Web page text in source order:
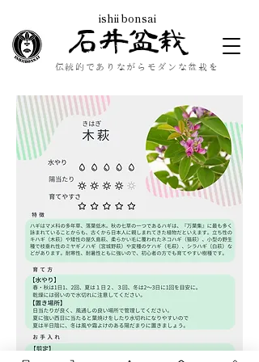
ishii bonsai
石井盆栽
伝統的でありながらモダンな盆栽を